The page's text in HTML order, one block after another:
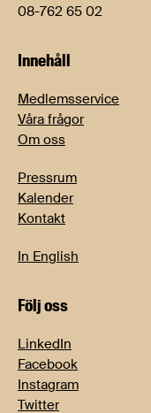
08-762 65 02
Innehåll
Medlemsservice
Våra frågor
Om oss
Pressrum
Kalender
Kontakt
In English
Följ oss
LinkedIn
Facebook
Instagram
Twitter